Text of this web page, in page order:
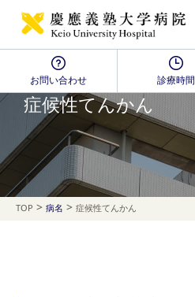
お問い合わせ 診療時間
Disease Name Search
症候性てんかん
TOP > 病名 > 症候性てんかん